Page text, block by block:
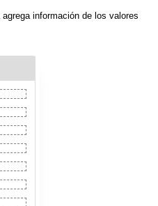
agrega información de los valores